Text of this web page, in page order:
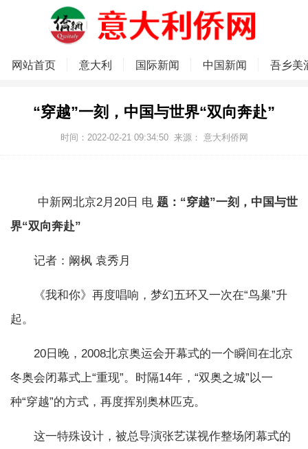
网站首页 意大利 国际新闻 中国新闻 吾乡美
“穿越”一刻，中国与世界“双向奔赴”
时间：2022-02-21 09:34:50 来源： 意大利侨网
中新网北京2月20日 电 题：“穿越”一刻，中国与世
界“双向奔赴”
记者：阚枫 袁秀月
《我和你》再度唱响，梦幻五环又一次在“鸟巢”升
起。
20日晚，2008北京奥运会开幕式的一个瞬间在北京
冬奥会闭幕式上“重现”。时隔14年，“双奥之城”以一
种“穿越”的方式，再度挥别奥林匹克。
这一特殊设计，被总导演张艺谋视作整场闭幕式的